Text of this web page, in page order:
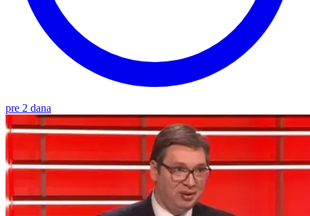
pre 2 dana